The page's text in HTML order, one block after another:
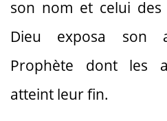
son nom et celui des
Dieu exposa son
Prophète dont les
atteint leur fin.